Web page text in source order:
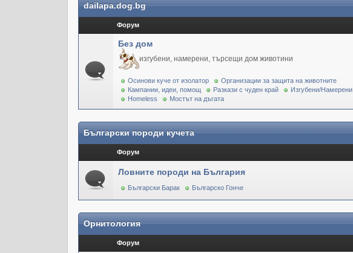
dailapa.dog.bg
Форум
Без дом
изгубени, намерени, търсещи дом животини
Осинови куче от изолатор
Организации за защита на животните
Кампании, идеи, помощ
Разкази с чуден край
Изгубени/Намерени
Homeless
Мостът на дъгата
Български породи кучета
Форум
Ловните породи на България
Български Барак Българско Гонче
Орнитология
Форум